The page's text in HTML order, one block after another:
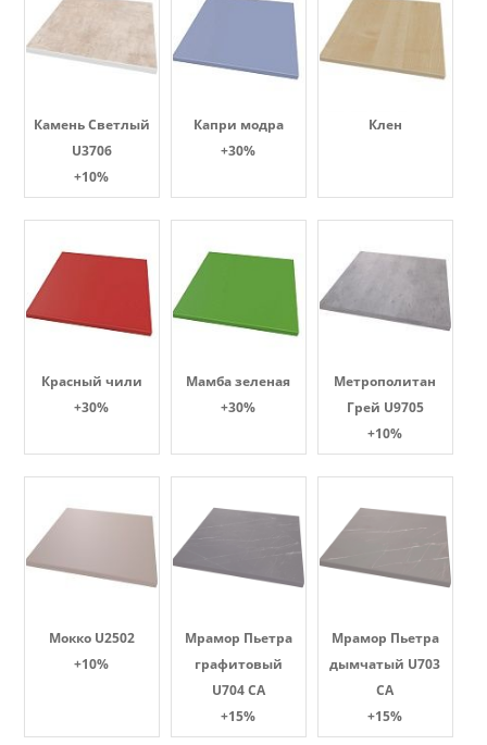
Камень Светлый
U3706
+10%
Капри модра
+30%
Клен
Красный чили
+30%
Мамба зеленая
+30%
Метрополитан
Грей U9705
+10%
Мокко U2502
+10%
Мрамор Пьетра
графитовый
U704 CA
+15%
Мрамор Пьетра
дымчатый U703
CA
+15%